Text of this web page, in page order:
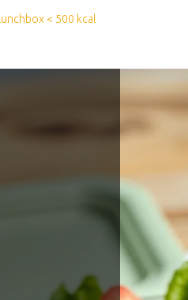
< 500 kcal